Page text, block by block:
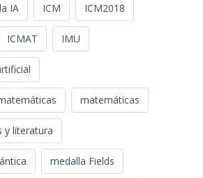
IA ICM ICM2018
ICMAT IMU
matemáticas
y literatura
medalla Fields